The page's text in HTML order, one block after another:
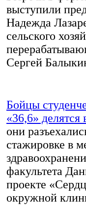
выступили
Надежда
сельского
Сергей
Бойцы
«36,6» делятся
они
стажировке в
факультета
проекте
окружной